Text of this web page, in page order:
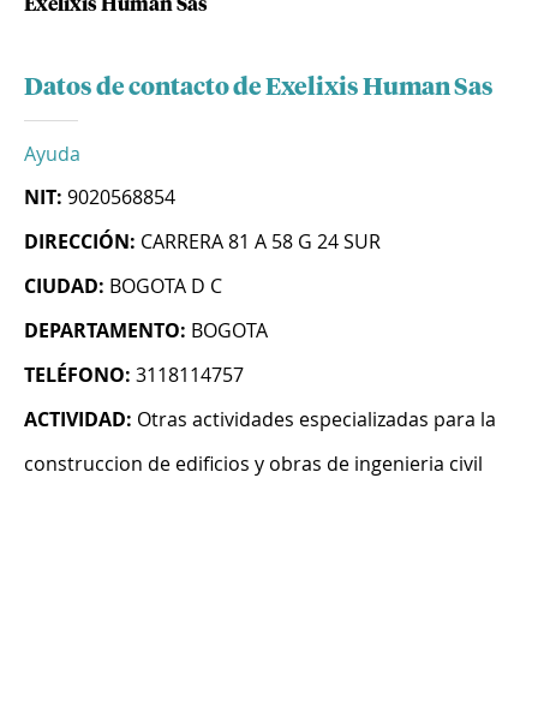
Exelixis Human Sas
Datos de contacto de Exelixis Human Sas
Ayuda
NIT: 9020568854
DIRECCIÓN: CARRERA 81 A 58 G 24 SUR
CIUDAD: BOGOTA D C
DEPARTAMENTO: BOGOTA
TELÉFONO: 3118114757
ACTIVIDAD: Otras actividades especializadas para la
construccion de edificios y obras de ingenieria civil